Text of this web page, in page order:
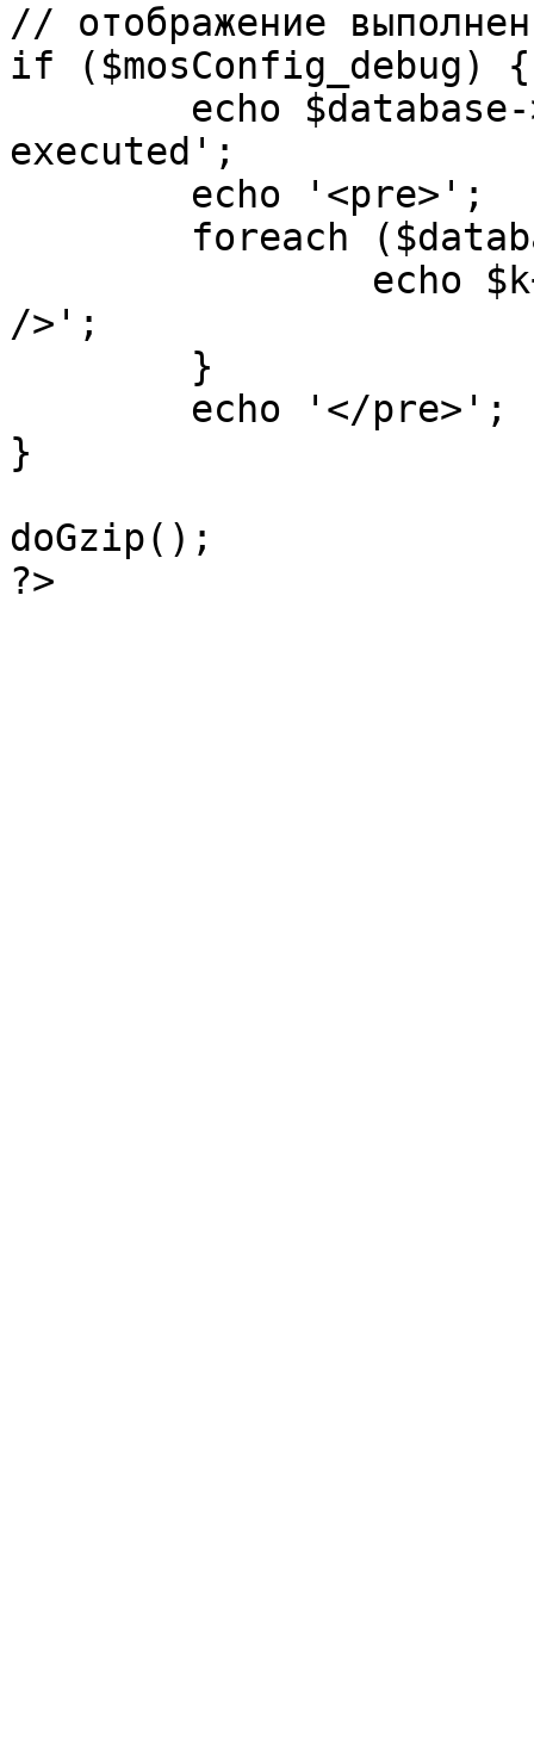
// отображение
if ($mosConfig_debug) {
executed';
/>';
}
doGzip();
?>